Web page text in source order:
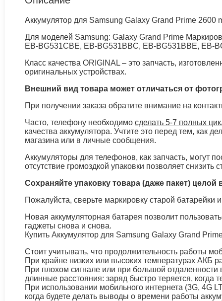
Аккумулятор для Samsung Galaxy Grand Prime 2600
Для моделей Samsung: Galaxy Grand Prime
EB-BG531CBE, EB-BG531BBC, EB-BG531BBE, EB-
Класс качества ORIGINAL – это запчасть,
оригинальных устройствах.
Внешний вид товара может отличаться от
При получении заказа обратите внимание на
Часто, телефону необходимо сделать 5-7 полных
качества аккумулятора. Учтите это перед тем, как
магазина или в личные сообщения.
Аккумуляторы для телефонов, как запчасть, могут
отсутствие громоздкой упаковки позволяет
Сохраняйте упаковку товара (даже пакет) целой
Пожалуйста, сверьте маркировку старой
Новая аккумуляторная батарея позволит
гаджеты снова и снова.
Купить Аккумулятор для Samsung Galaxy Grand
Стоит учитывать, что продолжительность работы
При крайне низких или высоких температурах АКБ
При плохом сигнале или при большой отдаленности
длинные расстояния: заряд быстро теряется, когда
При использовании мобильного интернета (3G, 4G
когда будете делать выводы о времени работы